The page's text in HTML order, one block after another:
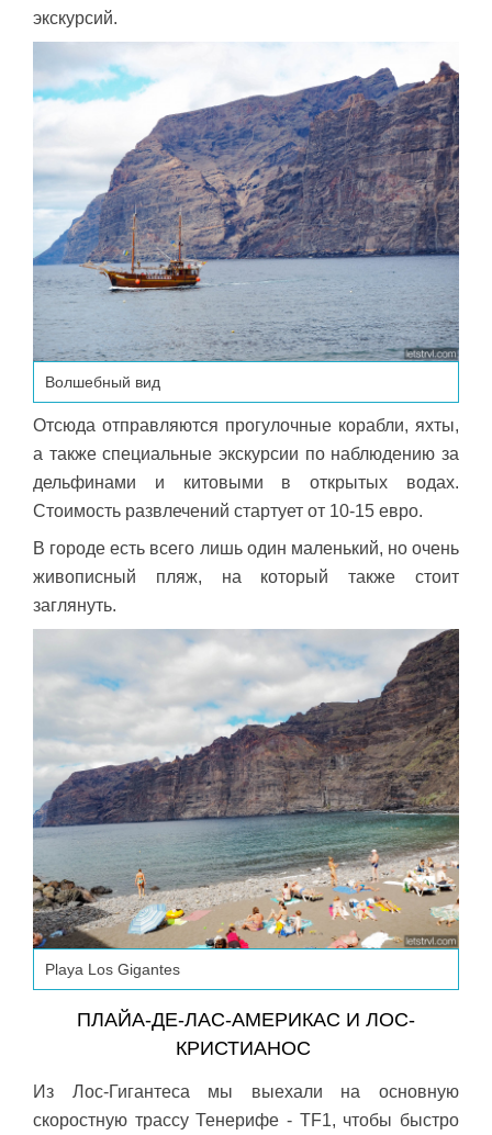
экскурсий.
Волшебный вид
Отсюда отправляются прогулочные корабли, яхты,
а также специальные экскурсии по наблюдению за
дельфинами и китовыми в открытых водах.
Стоимость развлечений стартует от 10-15 евро.
В городе есть всего лишь один маленький, но очень
живописный пляж, на который также стоит
заглянуть.
Playa Los Gigantes
ПЛАЙА-ДЕ-ЛАС-АМЕРИКАС И ЛОС-
КРИСТИАНОС
Из Лос-Гигантеса мы выехали на основную
скоростную трассу Тенерифе - TF1, чтобы быстро